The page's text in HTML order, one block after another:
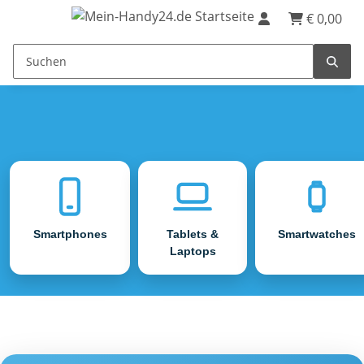
€ 0,00
Smartphones
Tablets &
Laptops
Smartwatches